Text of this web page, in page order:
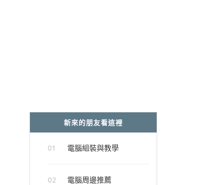
新來的朋友看這裡
01 電腦組裝與教學
02 電腦周邊推薦